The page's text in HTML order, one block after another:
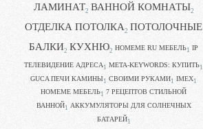
ЛАМИНАТ2 ВАННОЙ КОМНАТЫ2
ОТДЕЛКА ПОТОЛКА2 ПОТОЛОЧНЫЕ
БАЛКИ2 КУХНЮ2 HOMEME RU МЕБЕЛЬ1 IP
ТЕЛЕВИДЕНИЕ АДРЕСА 1 META-KEYWORDS: КУПИТЬ1
GUCA ПЕЧИ КАМИНЫ1 CВОИМИ РУКАМИ1 IMEX1
HOMEME МЕБЕЛЬ1 7 РЕЦЕПТОВ СТИЛЬНОЙ
ВАННОЙ1 АККУМУЛЯТОРЫ ДЛЯ СОЛНЕЧНЫХ
БАТАРЕЙ1